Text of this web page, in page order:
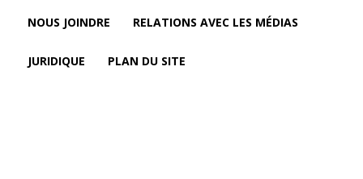
NOUS JOINDRE RELATIONS AVEC LES MÉDIAS
JURIDIQUE PLAN DU SITE